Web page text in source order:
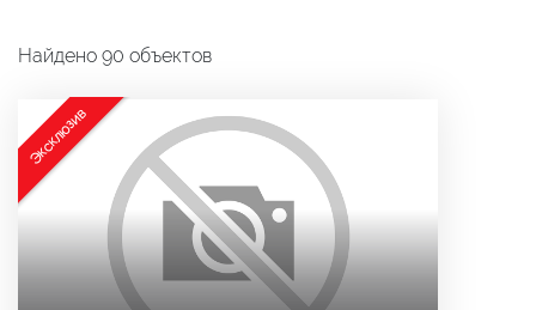
Найдено 90 объектов
Эксклюзив